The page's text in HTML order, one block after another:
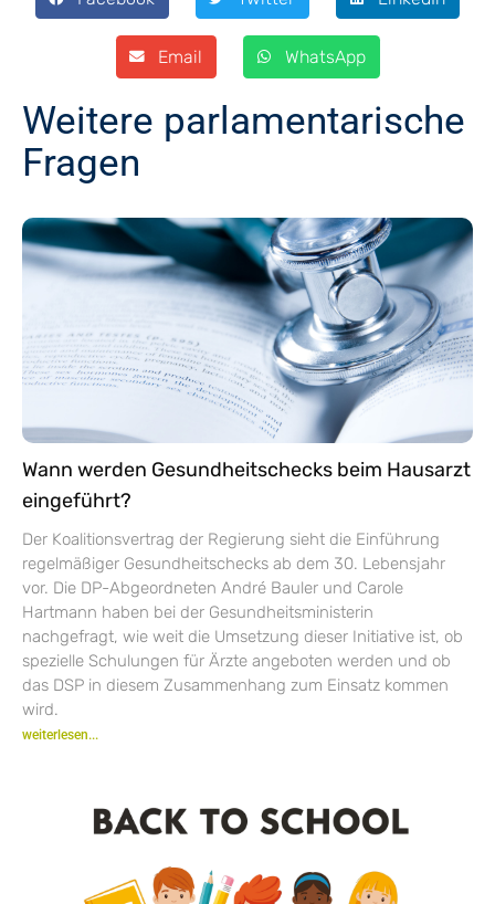
Email WhatsApp
Weitere parlamentarische
Fragen
Wann werden Gesundheitschecks beim Hausarzt
eingeführt?
Der Koalitionsvertrag der Regierung sieht die Einführung
regelmäßiger Gesundheitschecks ab dem 30. Lebensjahr
vor. Die DP-Abgeordneten André Bauler und Carole
Hartmann haben bei der Gesundheitsministerin
nachgefragt, wie weit die Umsetzung dieser Initiative ist, ob
spezielle Schulungen für Ärzte angeboten werden und ob
das DSP in diesem Zusammenhang zum Einsatz kommen
wird.
weiterlesen...